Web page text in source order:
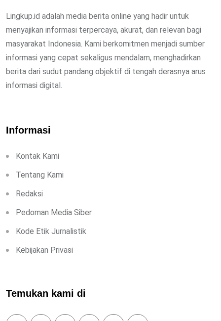
Lingkup.id adalah media berita online yang hadir untuk
menyajikan informasi terpercaya, akurat, dan relevan bagi
masyarakat Indonesia. Kami berkomitmen menjadi sumber
informasi yang cepat sekaligus mendalam, menghadirkan
berita dari sudut pandang objektif di tengah derasnya arus
informasi digital.
Informasi
Kontak Kami
Tentang Kami
Redaksi
Pedoman Media Siber
Kode Etik Jurnalistik
Kebijakan Privasi
Temukan kami di